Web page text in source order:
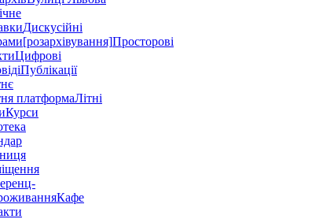
Дискусійні
[розархівування]Просторові
Цифрові
Публікації
платформаЛітні
Курси
Кафе